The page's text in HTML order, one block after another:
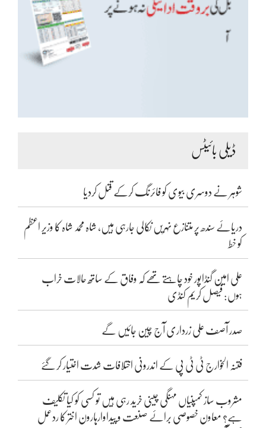
ڈیلی بائیٹس
شوہر نے دوسری بیوی کو فائرنگ کرکے قتل کردیا
دریائے سندھ پر متنازع نہریں نکالی جارہی ہیں، شاہ محمد شاہ کا وزیر اعظم
کو خط
علی امین گنڈاپور خود چاہتے تھے کہ وفاق کے ساتھ حالات خراب
ہوں: فیصل کریم کنڈی
صدر آصف علی زرداری آج چین جائیں گے
فتنہ الخوارج ٹی ٹی پی کے اندرونی اختلافات شدت اختیار کر گئے
مشروب ساز کمپنیاں مہنگی چینی خرید رہی ہیں تو کسی کو کیا تکلیف
ہے؟ معاون خصوصی برائے صنعت و پیداوارہارون اختر کا ردعمل